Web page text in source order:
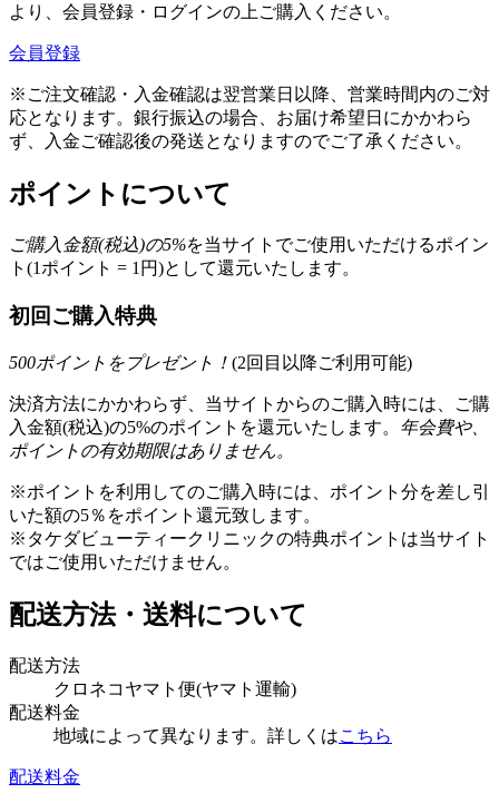
より、会員登録・ログインの上ご購入ください。
会員登録
※ご注文確認・入金確認は翌営業日以降、営業時間内のご対
応となります。銀行振込の場合、お届け希望日にかかわら
ず、入金ご確認後の発送となりますのでご了承ください。
ポイントについて
ご購入金額(税込)の5%を当サイトでご使用いただけるポイン
ト(1ポイント = 1円)として還元いたします。
初回ご購入特典
500ポイントをプレゼント！ (2回目以降ご利用可能)
決済方法にかかわらず、当サイトからのご購入時には、ご購
入金額(税込)の5%のポイントを還元いたします。 年会費や、
ポイントの有効期限はありません。
※ポイントを利用してのご購入時には、ポイント分を差し引
いた額の5％をポイント還元致します。
※タケダビューティークリニックの特典ポイントは当サイト
ではご使用いただけません。
配送方法・送料について
配送方法
クロネコヤマト便(ヤマト運輸)
配送料金
地域によって異なります。詳しくはこちら
配送料金